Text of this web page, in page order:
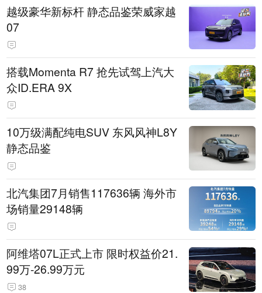
越级豪华新标杆 静态品鉴荣威家越
07
搭载Momenta R7 抢先试驾上汽大
众ID.ERA 9X
10万级满配纯电SUV 东风风神L8Y
静态品鉴
北汽集团7月销售117636辆 海外市
场销量29148辆
阿维塔07L正式上市 限时权益价21.
99万-26.99万元
38